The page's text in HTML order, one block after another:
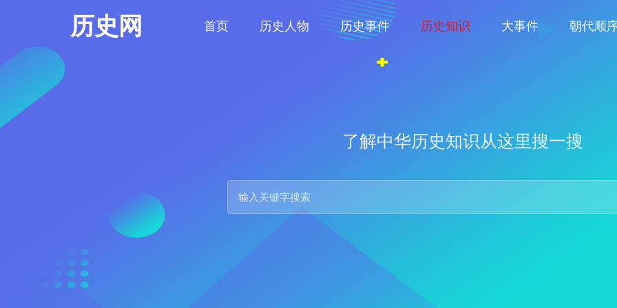
历史网 首页 历史人物 历史事件 历史知识 大事件 朝代顺
了解中华历史知识从这里搜一搜